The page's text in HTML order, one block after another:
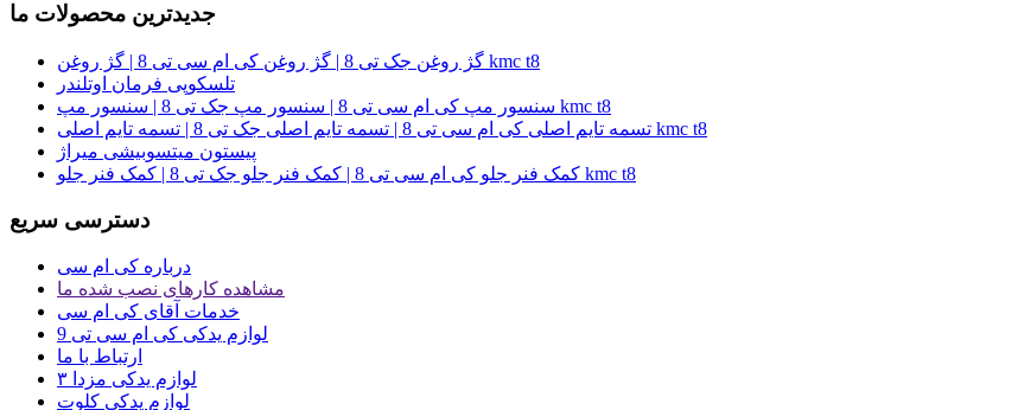
جدیدترین محصولات ما
گژ روغن جک تی 8 | گژ روغن کی ام سی تی 8 | گژ روغن kmc t8
تلسکوپی فرمان اوتلندر
سنسور مپ کی ام سی تی 8 | سنسور مپ جک تی 8 | سنسور مپ kmc t8
تسمه تایم اصلی کی ام سی تی 8 | تسمه تایم اصلی جک تی 8 | تسمه تایم اصلی kmc t8
پیستون میتسوبیشی میراژ
کمک فنر جلو کی ام سی تی 8 | کمک فنر جلو جک تی 8 | کمک فنر جلو kmc t8
دسترسی سریع
درباره کی ام سی
مشاهده کارهای نصب شده ما
خدمات آقای کی ام سی
لوازم یدکی کی ام سی تی 9
ارتباط با ما
لوازم یدکی مزدا ۳
لوازم یدکی کلوت